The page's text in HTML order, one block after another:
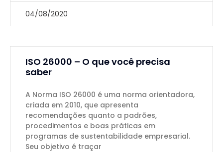
04/08/2020
ISO 26000 – O que você precisa
saber
A Norma ISO 26000 é uma norma orientadora,
criada em 2010, que apresenta
recomendações quanto a padrões,
procedimentos e boas práticas em
programas de sustentabilidade empresarial.
Seu objetivo é traçar